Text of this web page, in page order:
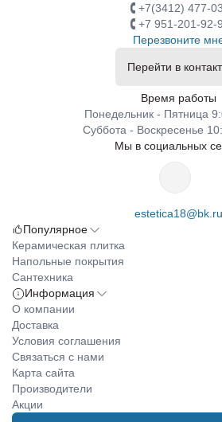
+7(3412) 477-
+7 951-201-92-
Перезвоните
Перейти в
Время работы
Понедельник - Пятница
Суббота - Воскресенье
Мы в социальных
estetica18@bk.ru
Популярное
Керамическая плитка
Напольные покрытия
Сантехника
Информация
О компании
Доставка
Условия соглашения
Связаться с нами
Карта сайта
Производители
Акции